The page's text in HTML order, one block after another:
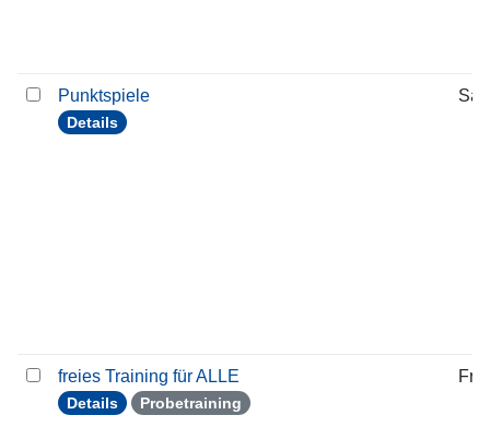
Punktspiele
Details
freies Training für ALLE
Details Probetraining